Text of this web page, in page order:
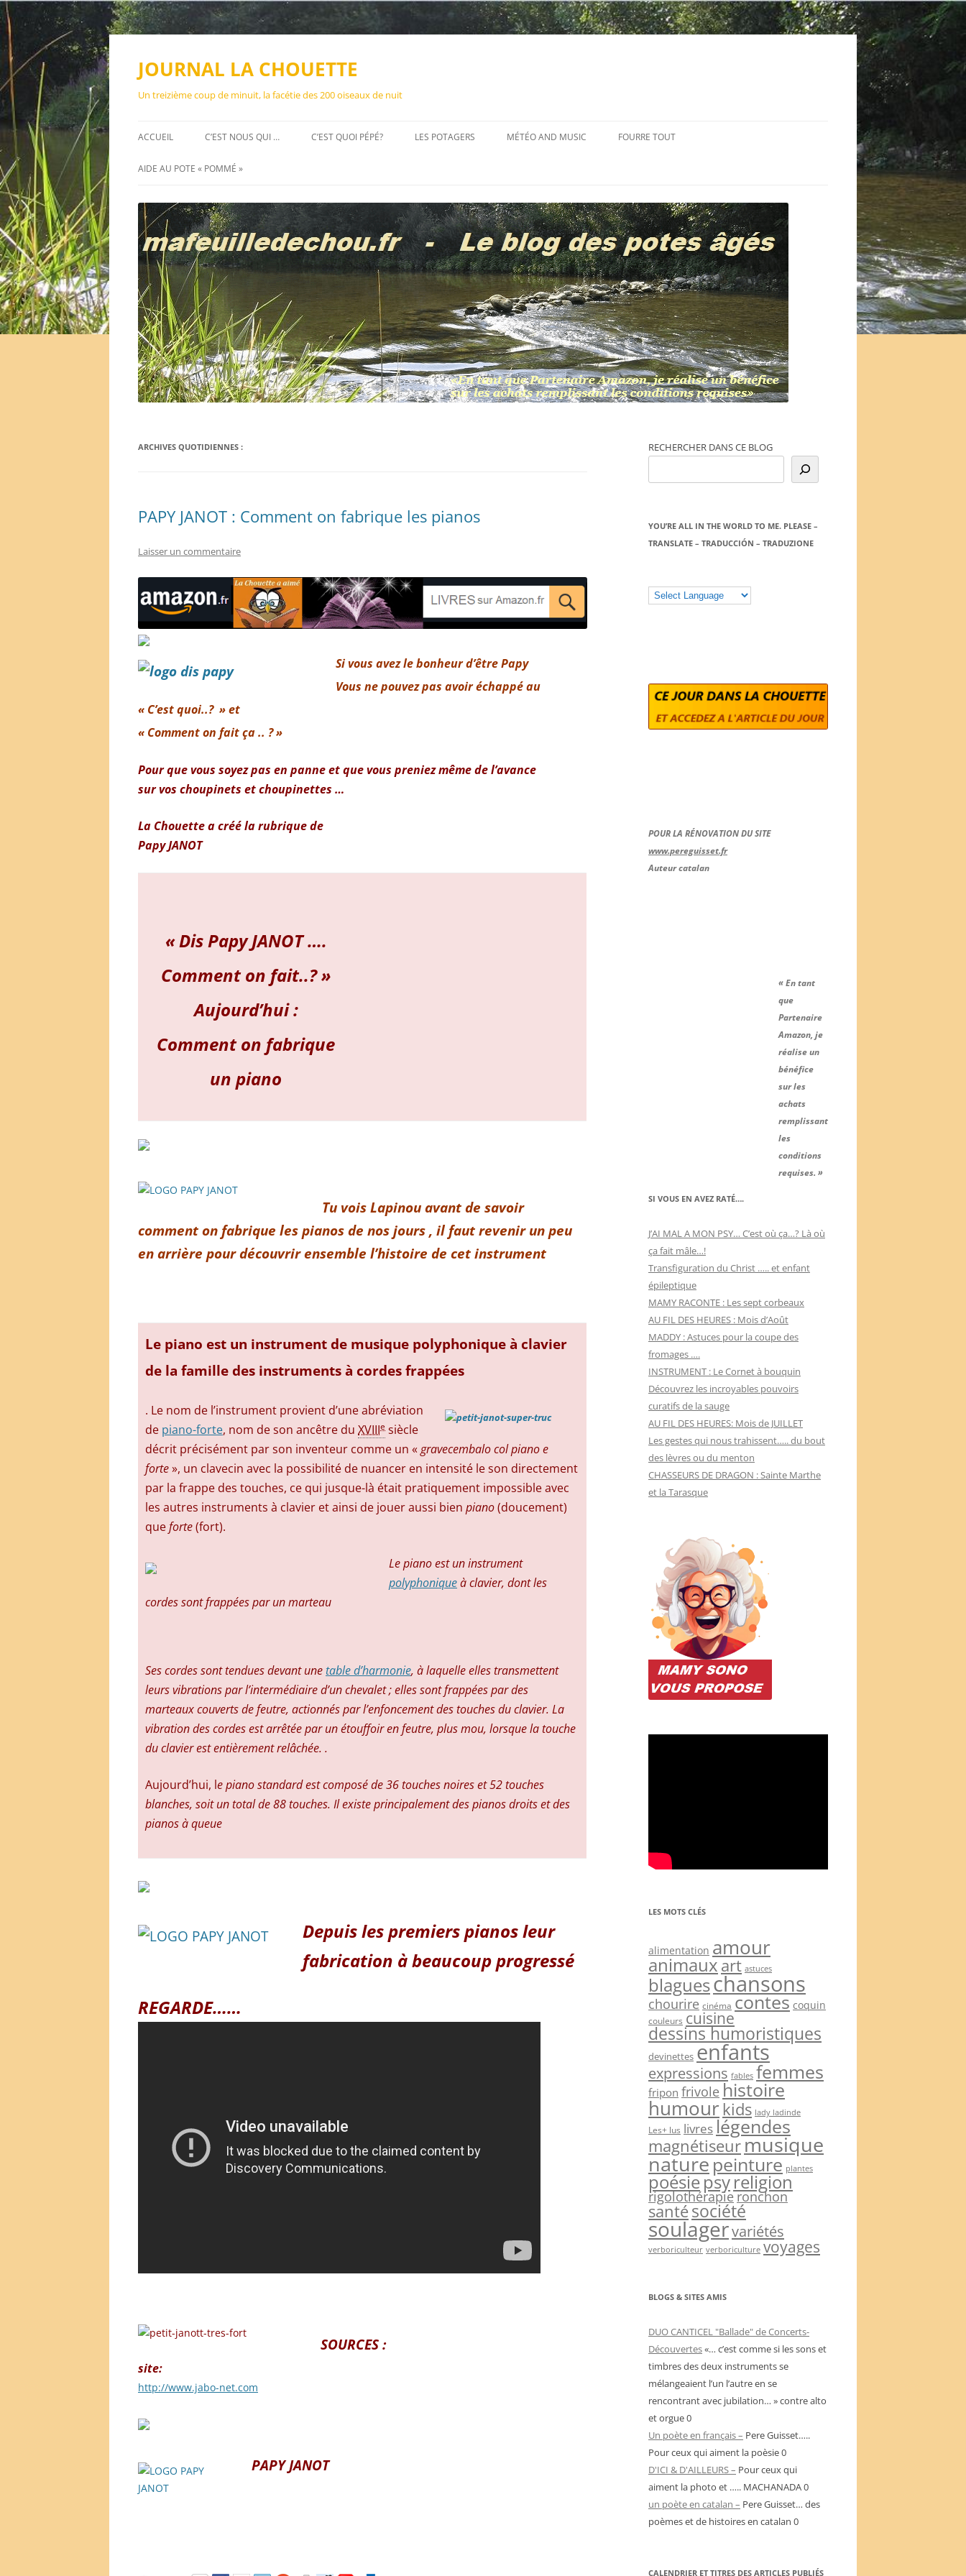
Aller
JOURNAL LA CHOUETTE
Un treizième coup de minuit, la facétie des 200 oiseaux de nuit
ACCUEIL C’EST NOUS QUI … C’EST QUOI PÉPÉ? LES POTAGERS MÉTÉO AND MUSIC FOURRE TOUT
AIDE AU POTE « POMMÉ »
ARCHIVES QUOTIDIENNES :
PAPY JANOT : Comment on fabrique les pianos
Laisser un commentaire
Si vous avez le bonheur d’être Papy
Vous ne pouvez pas avoir échappé au
« C’est quoi..? » et
« Comment on fait ça .. ? »
Pour que vous soyez pas en panne et que vous preniez même de l’avance
sur vos choupinets et choupinettes …
La Chouette a créé la rubrique de
Papy JANOT
« Dis Papy JANOT ….
Comment on fait..? »
Aujourd’hui :
Comment on fabrique
un piano
Tu vois Lapinou avant de savoir
comment on fabrique les pianos de nos jours , il faut revenir un peu
en arrière pour découvrir ensemble l’histoire de cet instrument
Le piano est un instrument de musique polyphonique à clavier
de la famille des instruments à cordes frappées
. Le nom de l’instrument provient d’une abréviation
de piano-forte, nom de son ancêtre du XVIIIe siècle
décrit précisément par son inventeur comme un «gravecembalo col piano e
forte», un clavecin avec la possibilité de nuancer en intensité le son directement
par la frappe des touches, ce qui jusque-là était pratiquement impossible avec
les autres instruments à clavier et ainsi de jouer aussi bien piano(doucement)
queforte(fort).
Le piano est un instrument
polyphoniqueà clavier, dont les
cordes sont frappées par un marteau
Ses cordes sont tendues devant unetable d’harmonie, à laquelle elles transmettent
leurs vibrations par l’intermédiaire d’un chevalet ; elles sont frappées par des
marteaux couverts de feutre, actionnés par l’enfoncement des touches du clavier. La
vibration des cordes est arrêtée par un étouffoir en feutre, plus mou, lorsque la touche
du clavier est entièrement relâchée. .
Aujourd’hui, le piano standard est composé de 36 touches noires et 52 touches
blanches, soit un total de 88 touches. Il existe principalement des pianos droits et des
pianos à queue
Depuis les premiers pianos leur
fabrication à beaucoup progressé
REGARDE……
SOURCES :
site:
http://www.jabo-net.com
PAPY JANOT
RECHERCHER DANS CE BLOG
YOU’RE ALL IN THE WORLD TO ME. PLEASE –
TRANSLATE – TRADUCCIÓN – TRADUZIONE
POUR LA RÉNOVATION DU SITE
www.pereguisset.fr
Auteur catalan
« En tant
que
Partenaire
Amazon, je
réalise un
bénéfice
sur les
achats
remplissant
les
conditions
requises. »
SI VOUS EN AVEZ RATÉ….
J’AI MAL A MON PSY… C’est où ça…? Là où
ça fait mâle…!
Transfiguration du Christ ….. et enfant
épileptique
MAMY RACONTE : Les sept corbeaux
AU FIL DES HEURES : Mois d’Août
MADDY : Astuces pour la coupe des
fromages ….
INSTRUMENT : Le Cornet à bouquin
Découvrez les incroyables pouvoirs
curatifs de la sauge
AU FIL DES HEURES: Mois de JUILLET
Les gestes qui nous trahissent….. du bout
des lèvres ou du menton
CHASSEURS DE DRAGON : Sainte Marthe
et la Tarasque
LES MOTS CLÉS
alimentation amour
animauxart astuces
blagueschansons
chourire cinéma contes coquin
couleurs cuisine
dessins humoristiques
devinettes enfants
expressions fables femmes
fripon frivole histoire
humour kids lady ladinde
Les+ lus livreslégendes
magnétiseurmusique
naturepeinture plantes
poésiepsyreligion
rigolothérapieronchon
santésociété
soulagervariétés
verboriculteur verboriculture voyages
BLOGS & SITES AMIS
DUO CANTICEL "Ballade" de Concerts-
Découvertes«… c’est comme si les sons et
timbres des deux instruments se
mélangeaient l’un l’autre en se
rencontrant avec jubilation… » contre alto
et orgue 0
Un poète en français – Pere Guisset…..
Pour ceux qui aiment la poèsie 0
D'ICI & D'AILLEURS – Pour ceux qui
aiment la photo et ….. MACHANADA 0
un poète en catalan – Pere Guisset… des
poèmes et de histoires en catalan 0
CALENDRIER ET TITRES DES ARTICLES PUBLIÉS